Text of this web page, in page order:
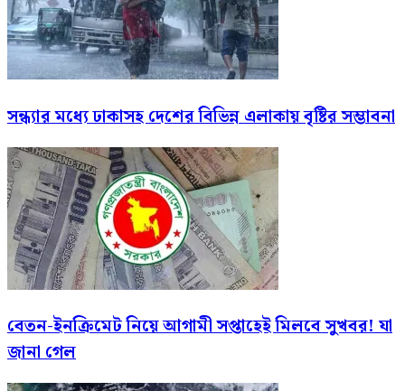
সন্ধ্যার মধ্যে ঢাকাসহ দেশের বিভিন্ন এলাকায় বৃষ্টির সম্ভাবনা
বেতন-ইনক্রিমেট নিয়ে আগামী সপ্তাহেই মিলবে সুখবর! যা
জানা গেল